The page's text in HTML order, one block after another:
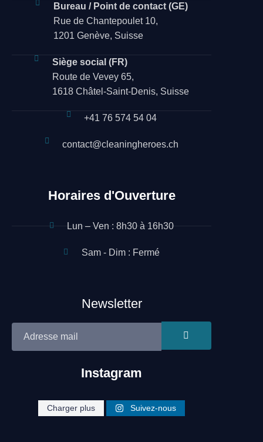
Bureau / Point de contact (GE)
Rue de Chantepoulet 10,
1201 Genève, Suisse
Siège social (FR)
Route de Vevey 65,
1618 Châtel-Saint-Denis, Suisse
+41 76 574 54 04
contact@cleaningheroes.ch
Horaires d'Ouverture
Lun – Ven : 8h30 à 16h30
Sam - Dim : Fermé
Newsletter
Instagram
cleaning.heroe
s
cleaning.heroe
s
s
cleaning.heroe
cleaning.heroe
cleaning.heroe
Charger plus Suivez-nous